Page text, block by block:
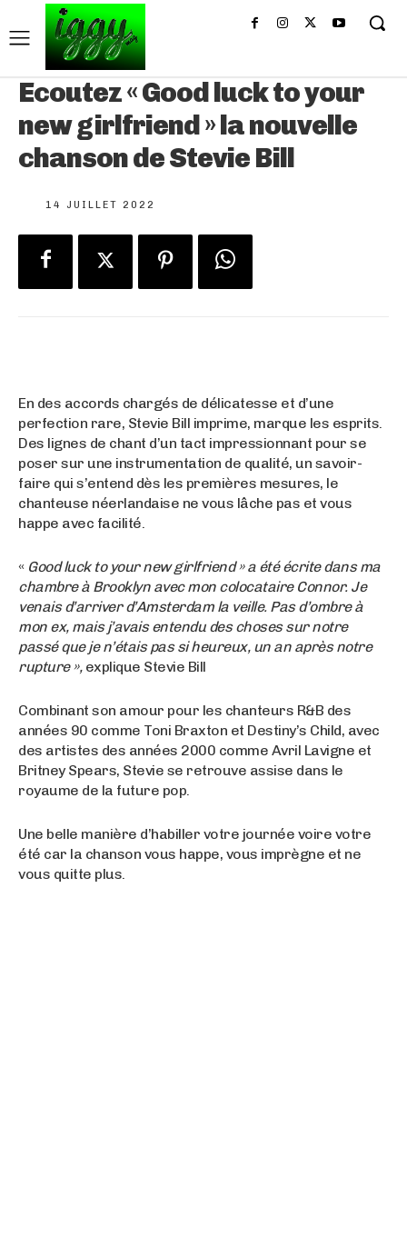
Ecoutez « Good luck to your
new girlfriend » la nouvelle
chanson de Stevie Bill
14 JUILLET 2022
En des accords chargés de délicatesse et d’une
perfection rare, Stevie Bill imprime, marque les esprits.
Des lignes de chant d’un tact impressionnant pour se
poser sur une instrumentation de qualité, un savoir-
faire qui s’entend dès les premières mesures, le
chanteuse néerlandaise ne vous lâche pas et vous
happe avec facilité.
« Good luck to your new girlfriend » a été écrite dans ma
chambre à Brooklyn avec mon colocataire Connor. Je
venais d’arriver d’Amsterdam la veille. Pas d’ombre à
mon ex, mais j’avais entendu des choses sur notre
passé que je n’étais pas si heureux, un an après notre
rupture »,explique Stevie Bill
Combinant son amour pour les chanteurs R&B des
années 90 comme Toni Braxton et Destiny’s Child, avec
des artistes des années 2000 comme Avril Lavigne et
Britney Spears, Stevie se retrouve assise dans le
royaume de la future pop.
Une belle manière d’habiller votre journée voire votre
été car la chanson vous happe, vous imprègne et ne
vous quitte plus.